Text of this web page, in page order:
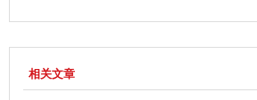
相关文章